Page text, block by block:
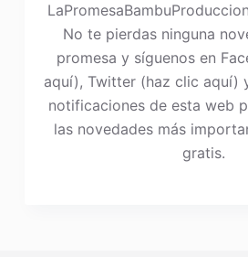
No te pierdas ninguna
promesa y síguenos en
aquí), Twitter (haz clic aquí)
notificaciones de esta web
las novedades más
gratis.